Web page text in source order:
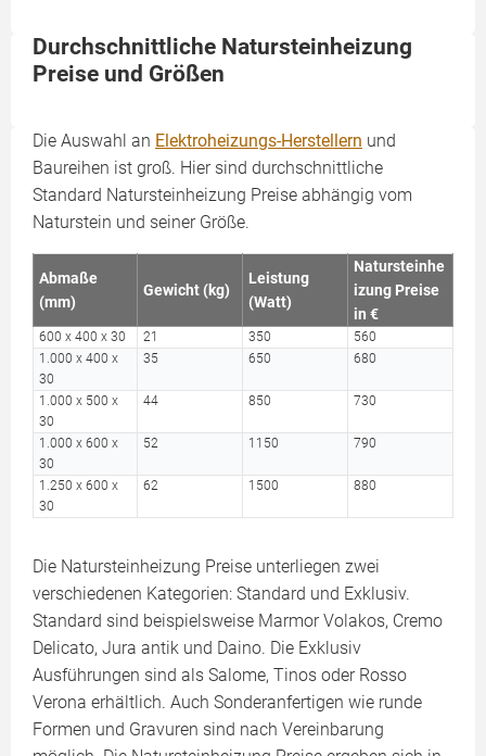
Durchschnittliche Natursteinheizung
Preise und Größen
Die Auswahl an Elektroheizungs-Herstellern und
Baureihen ist groß. Hier sind durchschnittliche
Standard Natursteinheizung Preise abhängig vom
Naturstein und seiner Größe.
Abmaße
(mm)
Gewicht (kg)
Leistung
(Watt)
Natursteinhe
izung Preise
in €
600 x 400 x 30 21 350
560
1.000 x 400 x
30
35 650 680
1.000 x 500 x
30
44 850 730
1.000 x 600 x
30
52 1150 790
1.250 x 600 x
30
62 1500 880
Die Natursteinheizung Preise unterliegen zwei
verschiedenen Kategorien: Standard und Exklusiv.
Standard sind beispielsweise Marmor Volakos, Cremo
Delicato, Jura antik und Daino. Die Exklusiv
Ausführungen sind als Salome, Tinos oder Rosso
Verona erhältlich. Auch Sonderanfertigen wie runde
Formen und Gravuren sind nach Vereinbarung